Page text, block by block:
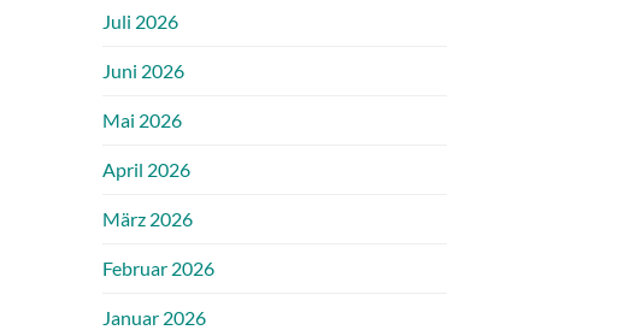
Juli 2026
Juni 2026
Mai 2026
April 2026
März 2026
Februar 2026
Januar 2026